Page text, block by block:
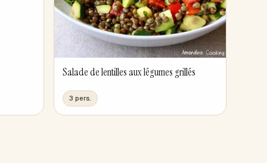
Salade de lentilles aux légumes grillés
3 pers.